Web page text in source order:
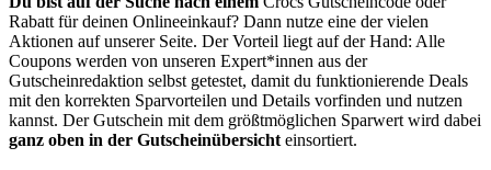
Rabatt für deinen Onlineeinkauf? Dann nutze eine der vielen
Aktionen auf unserer Seite. Der Vorteil liegt auf der Hand: Alle
Coupons werden von unseren Expert*innen aus der
Gutscheinredaktion selbst getestet, damit du funktionierende Deals
mit den korrekten Sparvorteilen und Details vorfinden und nutzen
kannst. Der Gutschein mit dem größtmöglichen Sparwert wird dabei
ganz oben in der Gutscheinübersicht einsortiert.